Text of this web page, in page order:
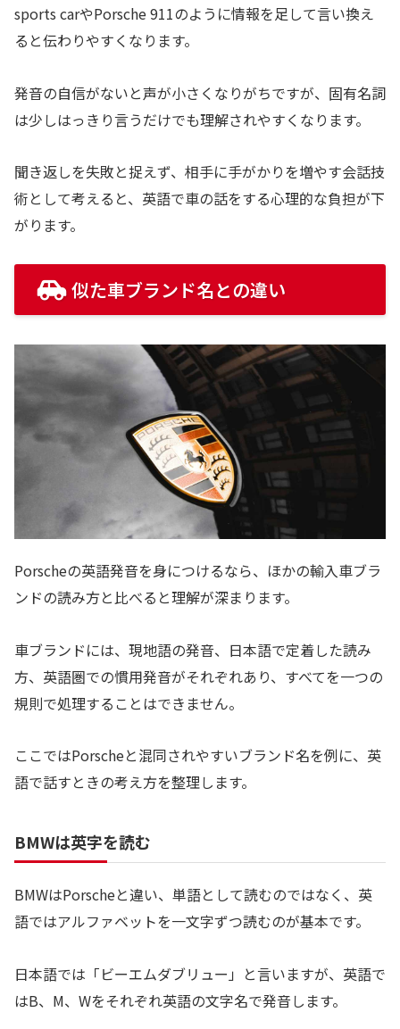
sports carやPorsche 911のように情報を足して言い換え
ると伝わりやすくなります。
発音の自信がないと声が小さくなりがちですが、固有名詞
は少しはっきり言うだけでも理解されやすくなります。
聞き返しを失敗と捉えず、相手に手がかりを増やす会話技
術として考えると、英語で車の話をする心理的な負担が下
がります。
似た車ブランド名との違い
Porscheの英語発音を身につけるなら、ほかの輸入車ブラ
ンドの読み方と比べると理解が深まります。
車ブランドには、現地語の発音、日本語で定着した読み
方、英語圏での慣用発音がそれぞれあり、すべてを一つの
規則で処理することはできません。
ここではPorscheと混同されやすいブランド名を例に、英
語で話すときの考え方を整理します。
BMWは英字を読む
BMWはPorscheと違い、単語として読むのではなく、英
語ではアルファベットを一文字ずつ読むのが基本です。
日本語では「ビーエムダブリュー」と言いますが、英語で
はB、M、Wをそれぞれ英語の文字名で発音します。